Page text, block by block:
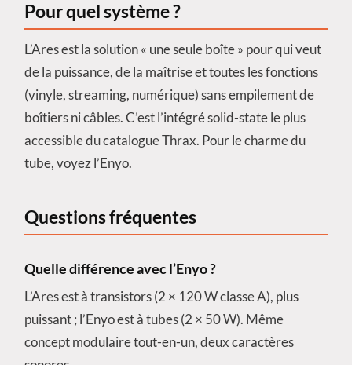
Pour quel système ?
L’Ares est la solution « une seule boîte » pour qui veut
de la puissance, de la maîtrise et toutes les fonctions
(vinyle, streaming, numérique) sans empilement de
boîtiers ni câbles. C’est l’intégré solid-state le plus
accessible du catalogue Thrax. Pour le charme du
tube, voyez l’Enyo.
Questions fréquentes
Quelle différence avec l’Enyo ?
L’Ares est à transistors (2 × 120 W classe A), plus
puissant ; l’Enyo est à tubes (2 × 50 W). Même
concept modulaire tout-en-un, deux caractères